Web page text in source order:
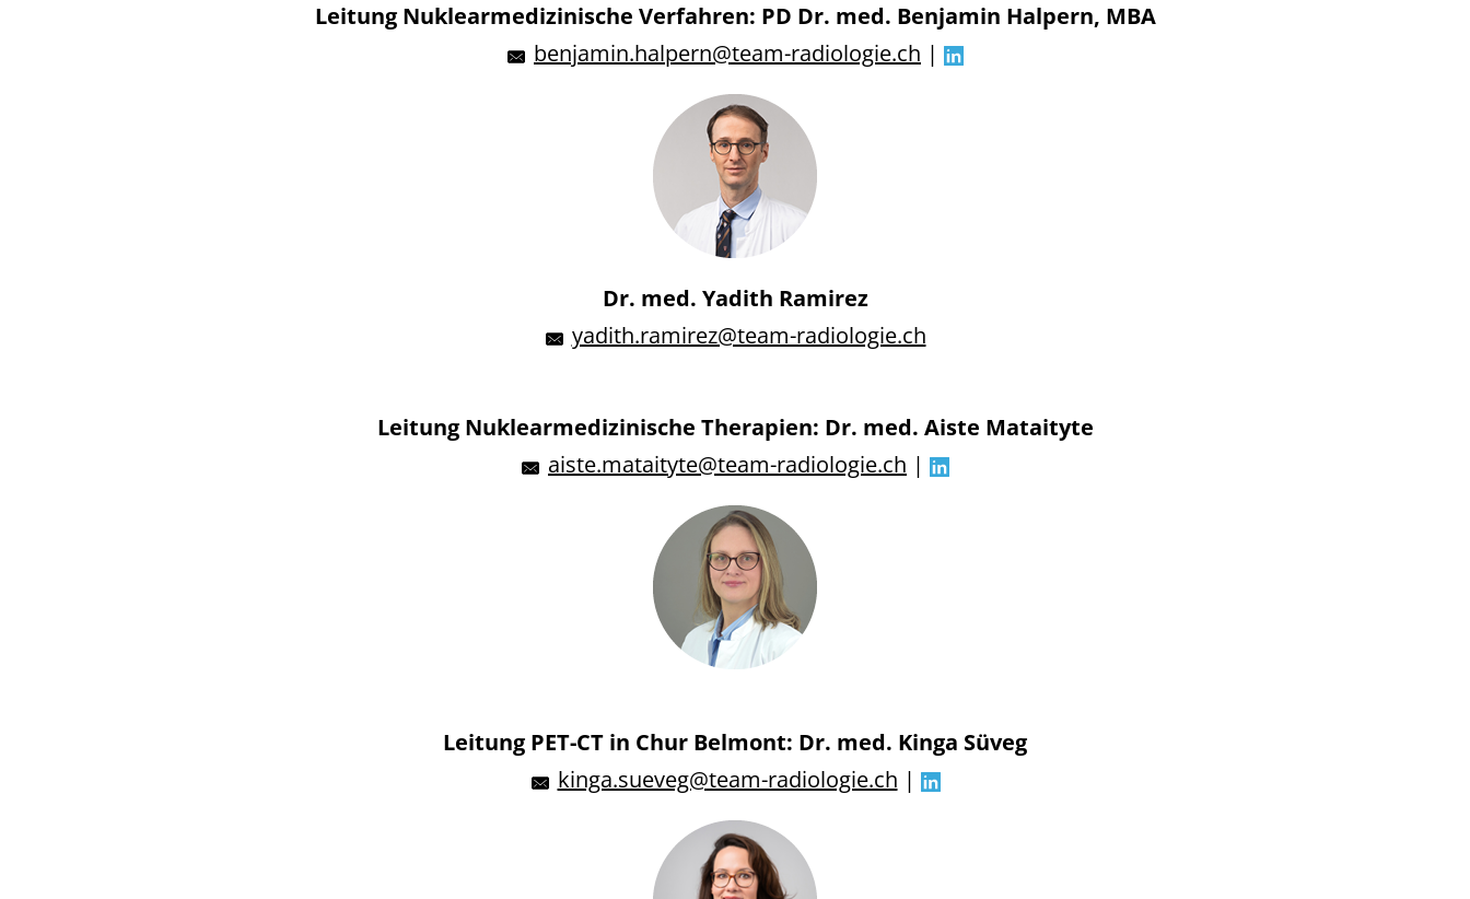
Leitung Nuklearmedizinische Verfahren: PD Dr. med. Benjamin Halpern, MBA
benjamin.halpern@team-radiologie.ch |
Dr. med. Yadith Ramirez
yadith.ramirez@team-radiologie.ch
Leitung Nuklearmedizinische Therapien: Dr. med. Aiste Mataityte
aiste.mataityte@team-radiologie.ch |
Leitung PET-CT in Chur Belmont: Dr. med. Kinga Süveg
kinga.sueveg@team-radiologie.ch |